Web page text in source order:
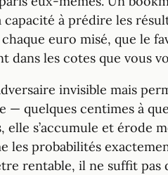
capacité à prédire les
euro misé, que le
les cotes que vous
invisible mais
— quelques centimes à
elle s’accumule et
les probabilités
rentable, il ne suffit